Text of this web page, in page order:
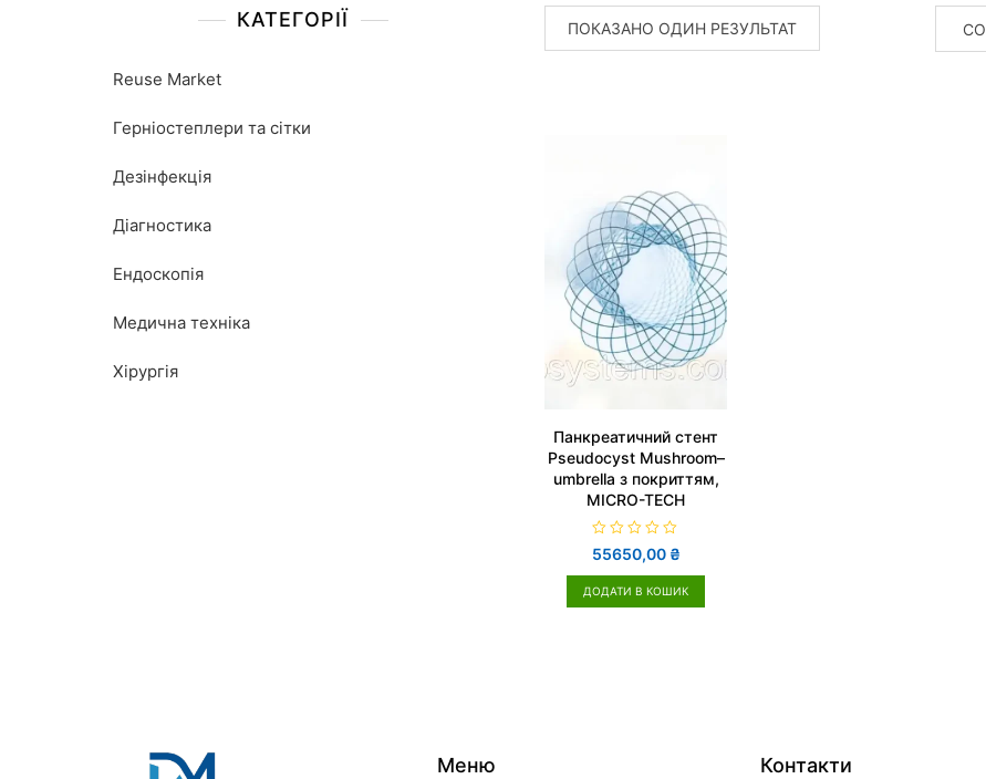
КАТЕГОРІЇ
Reuse Market
Герніостеплери та сітки
Дезінфекція
Діагностика
Ендоскопія
Медична техніка
Хірургія
ПОКАЗАНО ОДИН РЕЗУЛЬТАТ
Панкреатичний стент
Pseudocyst Mushroom–
umbrella з покриттям,
MICRO-TECH
О
ц
і
н
55650,00 ₴
ДОДАТИ В КОШИК
Меню Контакти